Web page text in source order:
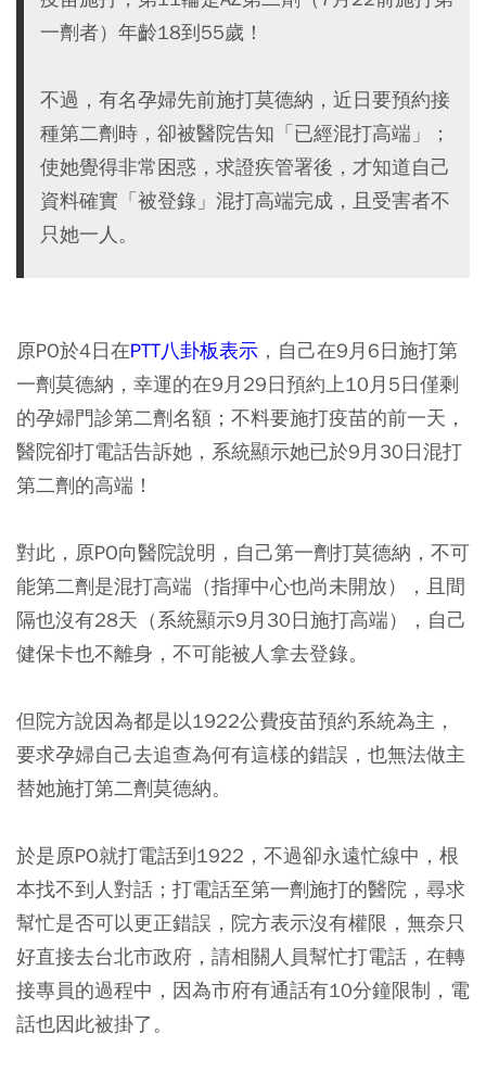
一劑者）年齡18到55歲！
不過，有名孕婦先前施打莫德納，近日要預約接
種第二劑時，卻被醫院告知「已經混打高端」；
使她覺得非常困惑，求證疾管署後，才知道自己
資料確實「被登錄」混打高端完成，且受害者不
只她一人。
原PO於4日在PTT八卦板表示 ，自己在9月6日施打第
一劑莫德納，幸運的在9月29日預約上10月5日僅剩
的孕婦門診第二劑名額；不料要施打疫苗的前一天，
醫院卻打電話告訴她，系統顯示她已於9月30日混打
第二劑的高端！
對此，原PO向醫院說明，自己第一劑打莫德納，不可
能第二劑是混打高端（指揮中心也尚未開放），且間
隔也沒有28天（系統顯示9月30日施打高端），自己
健保卡也不離身，不可能被人拿去登錄。
但院方說因為都是以1922公費疫苗預約系統為主，
要求孕婦自己去追查為何有這樣的錯誤，也無法做主
替她施打第二劑莫德納。
於是原PO就打電話到1922，不過卻永遠忙線中，根
本找不到人對話；打電話至第一劑施打的醫院，尋求
幫忙是否可以更正錯誤，院方表示沒有權限，無奈只
好直接去台北市政府，請相關人員幫忙打電話，在轉
接專員的過程中，因為市府有通話有10分鐘限制，電
話也因此被掛了。